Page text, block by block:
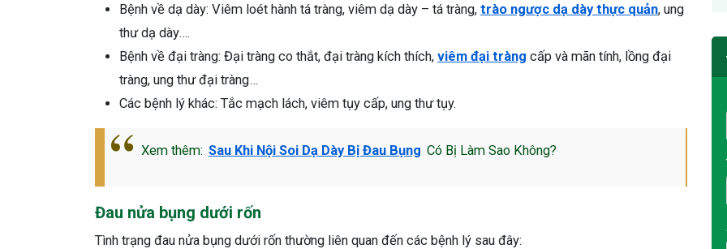
Bệnh về dạ dày: Viêm loét hành tá tràng, viêm dạ dày – tá tràng, trào ngược dạ dày thực quản, ung
thư dạ dày….
Bệnh về đại tràng: Đại tràng co thắt, đại tràng kích thích, viêm đại tràng cấp và mãn tính, lồng đại
tràng, ung thư đại tràng…
Các bệnh lý khác: Tắc mạch lách, viêm tụy cấp, ung thư tụy.
Xem thêm: Sau Khi Nội Soi Dạ Dày Bị Đau Bụng Có Bị Làm Sao Không?
Đau nửa bụng dưới rốn
Tình trạng đau nửa bụng dưới rốn thường liên quan đến các bệnh lý sau đây: